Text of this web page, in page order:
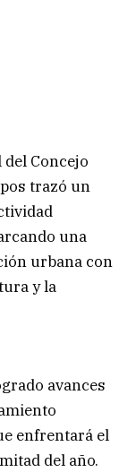
Concejo
trazó un
una
urbana con
y la
avances
enfrentará el
del año.